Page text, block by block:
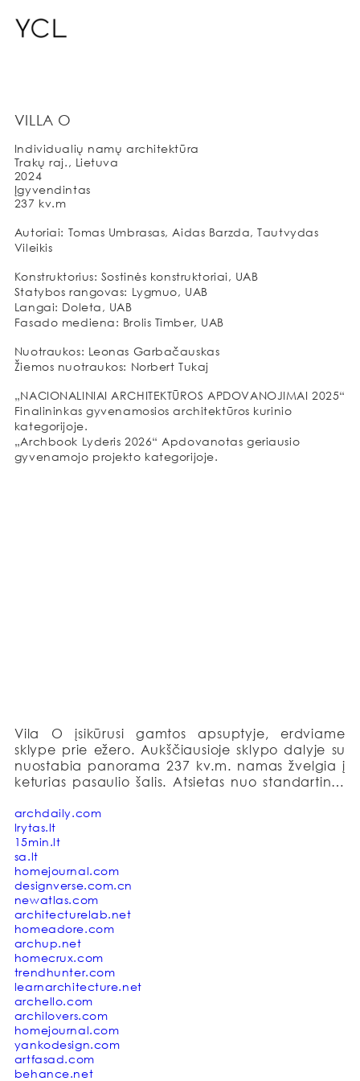
VILLA O
Individualių namų architektūra
Trakų raj., Lietuva
2024
Įgyvendintas
237 kv.m
Autoriai: Tomas Umbrasas, Aidas Barzda, Tautvydas
Vileikis
Konstruktorius: Sostinės konstruktoriai, UAB
Statybos rangovas: Lygmuo, UAB
Langai: Doleta, UAB
Fasado mediena: Brolis Timber, UAB
Nuotraukos: Leonas Garbačauskas
Žiemos nuotraukos: Norbert Tukaj
„NACIONALINIAI ARCHITEKTŪROS APDOVANOJIMAI 2025“
Finalininkas gyvenamosios architektūros kurinio
kategorijoje.
„Archbook Lyderis 2026“ Apdovanotas geriausio
gyvenamojo projekto kategorijoje.
Vila O įsikūrusi gamtos apsuptyje, erdviame
sklype prie ežero. Aukščiausioje sklypo dalyje su
nuostabia panorama 237 kv.m. namas žvelgia į
keturias pasaulio šalis. Atsietas nuo standartinės
architektūrine skulptūra – organiška reakcija į
neapibrėžtą aplinką. Keturi pusiau uždari, įgilinti
kiemeliai įsilieja į struktūrą, natūraliai sujungdami
vidų su išore. Jie tapę koncepcijos vienu iš
esminių aspektų, kurie išsaugo tūrio vientisumą,
atveria vaizdus ir įtraukia gamtą į namo interjerą.
Plano centre – „pliuso“ formos erdvė, dalijanti
apskritimą į keturias dalis. Dvi skirtos
miegamiesiems, viena – svečių zonai ir viena
tampa ramybės oaze – spa zona. Centrinė dalis
yra ryškiausias namo akcentas: atvira, šviesi ir
dinamiška gyvenamoji erdvė, apjungianti holą,
virtuvę, valgomąjį ir svetainę į erdvią, dinamišką
erdvę. Kiekvienas „pliuso“ langas atveria vis
kitokį vizualą: vienas į įvažiavimą, vienas į miškelį,
vienas į gamtos tolius ir vienas į ežerą.
archdaily.com
lrytas.lt
15min.lt
sa.lt
homejournal.com
designverse.com.cn
newatlas.com
architecturelab.net
homeadore.com
archup.net
homecrux.com
trendhunter.com
learnarchitecture.net
archello.com
archilovers.com
homejournal.com
yankodesign.com
artfasad.com
behance.net